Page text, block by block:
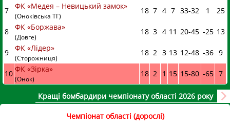
7 ФК «Медея – Невицький замок»
(Оноківська ТГ)
18 7 4 7 33-32 1 25
8 ФК «Боржава»
(Довге)
18 3 4 11 20-45 -25 13
9 ФК «Лідер»
(Сторожниця)
18 2 3 13 12-48 -36 9
10 ФК «Зірка»
(Онок)
18 2 1 15 15-80 -65 7
Кращі бомбардири чемпіонату області 2026 року
Чемпіонат області (дорослі)